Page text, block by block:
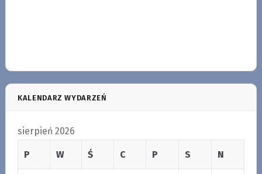
KALENDARZ WYDARZEŃ
sierpień 2026
P W Ś C P S N